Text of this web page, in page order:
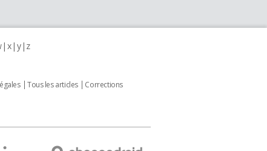
x y z
Tous les articles
Corrections